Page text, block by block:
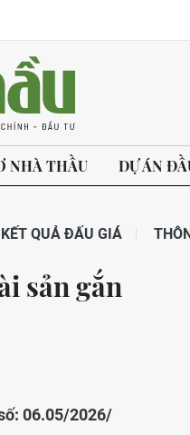
NHÀ THẦU DỰ ÁN
KẾT QUẢ ĐẤU GIÁ
sản gắn
06.05/2026/